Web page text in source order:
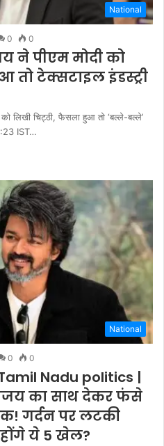
National
0 0
ने पीएम मोदी को
तो टेक्सटाइल इंडस्ट्री
लिखी चिट्ठी, फैसला हुआ तो ‘बल्‍ले-बल्‍ले’
IST…
National
0 0
Nadu politics |
का साथ देकर फंसे
गर्दन पर लटकी
ये 5 खेल?